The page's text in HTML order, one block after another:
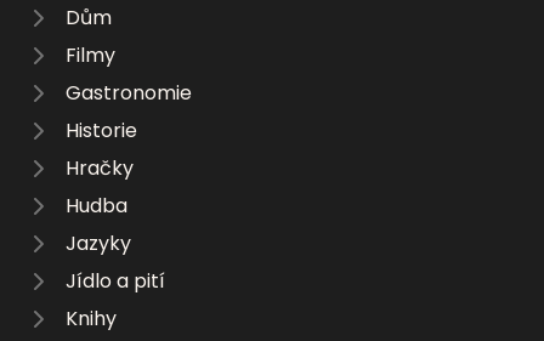
Dům
Filmy
Gastronomie
Historie
Hračky
Hudba
Jazyky
Jídlo a pití
Knihy